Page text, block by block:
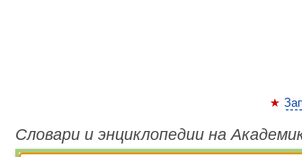
Словари и энциклопедии на